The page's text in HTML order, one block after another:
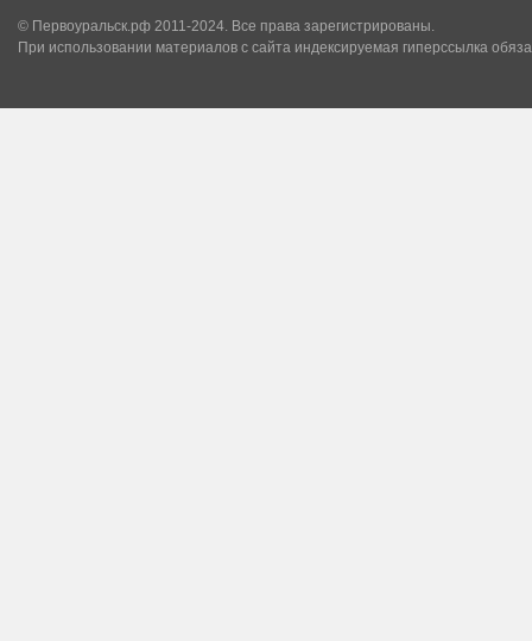
© Первоуральск.рф 2011-2024. Все права зарегистрированы.
При использовании материалов с сайта индексируемая гиперссылка